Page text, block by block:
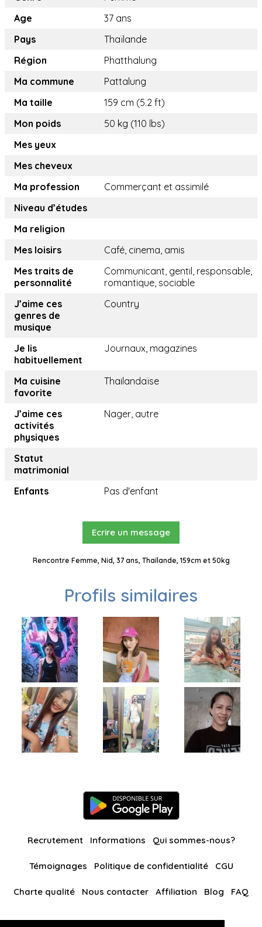
Age
37 ans
Pays
Thaïlande
Région
Phatthalung
Ma commune
Pattalung
Ma taille
159 cm (5.2 ft)
Mon poids
50 kg (110 lbs)
Mes yeux
Mes cheveux
Ma profession
Commerçant et assimilé
Niveau d’études
Ma religion
Mes loisirs
Café, cinema, amis
Mes traits de
personnalité
Communicant, gentil, responsable,
romantique, sociable
J’aime ces
genres de
musique
Country
Je lis
habituellement
Journaux, magazines
Ma cuisine
favorite
Thailandaïse
J’aime ces
activités
physiques
Nager, autre
Statut
matrimonial
Enfants
Pas d'enfant
Ecrire un message
Rencontre Femme, Nid, 37 ans, Thaïlande, 159cm et 50kg
Profils similaires
Recrutement Informations Qui sommes-nous?
Témoignages Politique de confidentialité CGU
Charte qualité Nous contacter Affiliation Blog FAQ